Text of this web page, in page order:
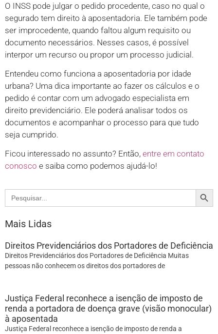
O INSS pode julgar o pedido procedente, caso no qual o
segurado tem direito à aposentadoria. Ele também pode
ser improcedente, quando faltou algum requisito ou
documento necessários. Nesses casos, é possível
interpor um recurso ou propor um processo judicial.
Entendeu como funciona a aposentadoria por idade
urbana? Uma dica importante ao fazer os cálculos e o
pedido é contar com um advogado especialista em
direito previdenciário. Ele poderá analisar todos os
documentos e acompanhar o processo para que tudo
seja cumprido.
Ficou interessado no assunto? Então, entre em contato
conosco e saiba como podemos ajudá-lo!
Search
for:
Mais Lidas
Direitos Previdenciários dos Portadores de Deficiência
Direitos Previdenciários dos Portadores de Deficiência Muitas
pessoas não conhecem os direitos dos portadores de
Justiça Federal reconhece a isenção de imposto de
renda a portadora de doença grave (visão monocular)
à aposentada
Justiça Federal reconhece a isenção de imposto de renda a